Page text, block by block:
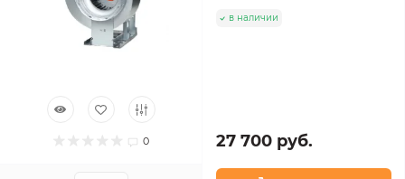
0
в наличии
27 700 руб.